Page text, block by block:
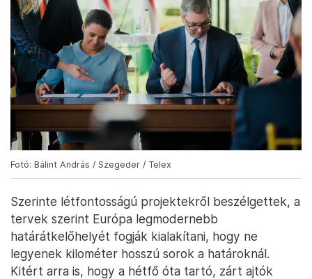
Fotó: Bálint András / Szegeder / Telex
Szerinte létfontosságú projektekről beszélgettek, a
tervek szerint Európa legmodernebb
határátkelőhelyét fogják kialakítani, hogy ne
legyenek kilométer hosszú sorok a határoknál.
Kitért arra is, hogy a hétfő óta tartó, zárt ajtók